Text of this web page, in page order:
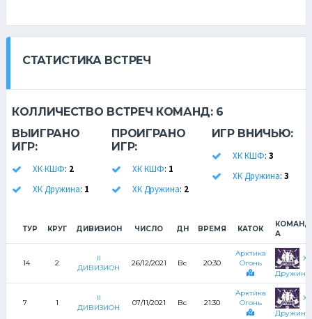
СТАТИСТИКА ВСТРЕЧ
КОЛЛИЧЕСТВО ВСТРЕЧ КОМАНД: 6
ВЫИГРАНО
ИГР:
ХК КШФ: 2
ХК Дружина: 1
ПРОИГРАНО
ИГР:
ХК КШФ: 1
ХК Дружина: 2
ИГР ВНИЧЬЮ:
ХК КШФ: 3
ХК Дружина: 3
ТУР КРУГ ДИВИЗИОН ЧИСЛО ДН ВРЕМЯ КАТОК
А
14 2
II
ДИВИЗИОН
26/12/2021 Вс 20:30
Арктика
Огонь
ХК
Дружина
7 1
II
ДИВИЗИОН
07/11/2021 Вс 21:30
Арктика
Огонь
ХК
Дружина